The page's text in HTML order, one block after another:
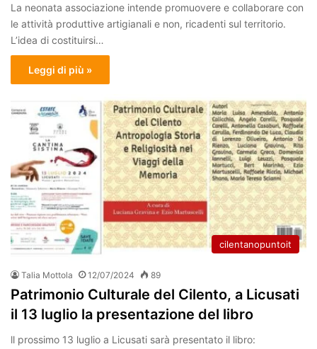
La neonata associazione intende promuovere e collaborare con
le attività produttive artigianali e non, ricadenti sul territorio.
L’idea di costituirsi…
Leggi di più »
cilentanopuntoit
Talia Mottola 12/07/2024 89
Patrimonio Culturale del Cilento, a Licusati
il 13 luglio la presentazione del libro
ll prossimo 13 luglio a Licusati sarà presentato il libro: